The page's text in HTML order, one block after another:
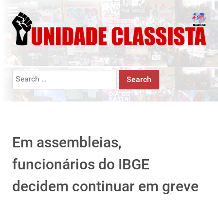
Search
Em assembleias,
funcionários do IBGE
decidem continuar em greve